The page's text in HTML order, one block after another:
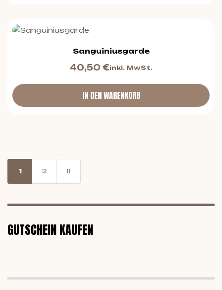
Sanguiniusgarde
40,50 €inkl. MwSt.
IN DEN WARENKORB
1 2
GUTSCHEIN KAUFEN